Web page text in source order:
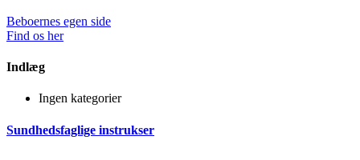
Beboernes egen side
Find os her
Indlæg
Ingen kategorier
Sundhedsfaglige instrukser